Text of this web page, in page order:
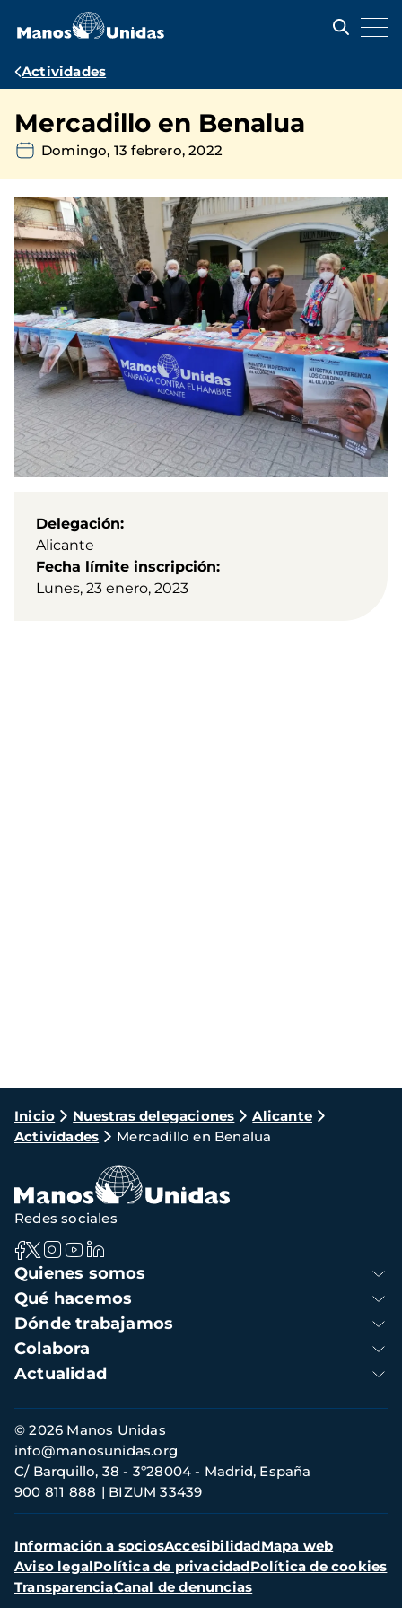
contenido
Ruta
navegación
Actividades
Mercadillo en Benalua
Domingo, 13 febrero, 2022
Delegación
Alicante
Fecha límite inscripción
Lunes, 23 enero, 2023
Ruta
de
navegación
Inicio Nuestras delegaciones
Alicante
Actividades
Mercadillo en Benalua
Navegación
principal
Quienes somos
Qué hacemos
Dónde trabajamos
Colabora
Actualidad
Redes sociales
Información
de
contacto
© 2026 Manos Unidas
C/ Barquillo, 38 - 3º28004 - Madrid, España
900 811 888
BIZUM 33439
info@manosunidas.org
Menú
secundario
Información a sociosAccesibilidadMapa web
Aviso legalPolítica de privacidadPolítica de cookies
TransparenciaCanal de denuncias